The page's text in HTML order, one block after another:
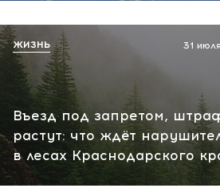
Въезд под запретом,
растут: что ждёт
в лесах Краснодарского
31
ЖИЗНЬ